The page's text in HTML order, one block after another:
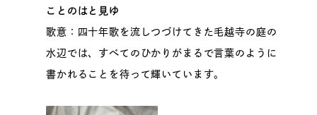
ことのはと見ゆ
歌意：四十年歌を流しつづけてきた毛越寺の庭の
水辺では、すべてのひかりがまるで言葉のように
書かれることを待って輝いています。